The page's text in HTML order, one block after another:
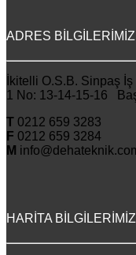
ADRES BİLGİLERİMİZ
İkitelli O.S.B. Sinpaş
1 No: 13-14-15-16
T 0212 659 3283
F 0212 659 3284
M
HARİTA BİLGİLERİMİZ